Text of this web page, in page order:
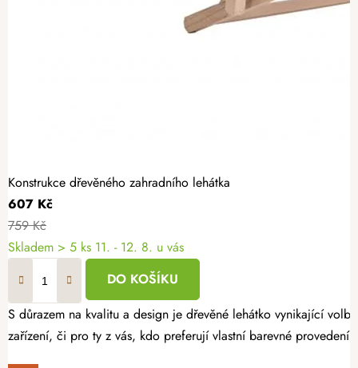
Konstrukce dřevěného zahradního lehátka
607 Kč
759 Kč
Skladem > 5 ks 11. - 12. 8. u vás
DO KOŠÍKU
S důrazem na kvalitu a design je dřevěné lehátko vynikající
zařízení, či pro ty z vás, kdo preferují vlastní barevné provedení.